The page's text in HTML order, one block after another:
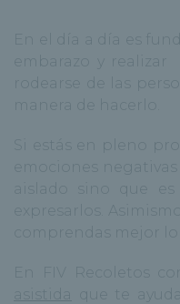
En el día a día es
embarazo y realizar
rodearse de las
manera de hacerlo.
Si estás en pleno
emociones
aislado sino que
expresarlos.
comprendas mejor
En FIV Recoletos
asistida
que te